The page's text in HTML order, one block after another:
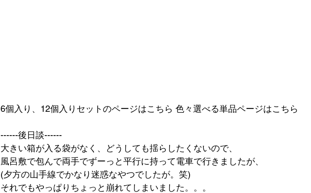
6個入り、12個入りセットのページはこちら 色々選べる単品ページはこちら
------後日談------
大きい箱が入る袋がなく、どうしても揺らしたくないので、
風呂敷で包んで両手でずーっと平行に持って電車で行きましたが、
(夕方の山手線でかなり迷惑なやつでしたが。笑)
それでもやっぱりちょっと崩れてしまいました。。。